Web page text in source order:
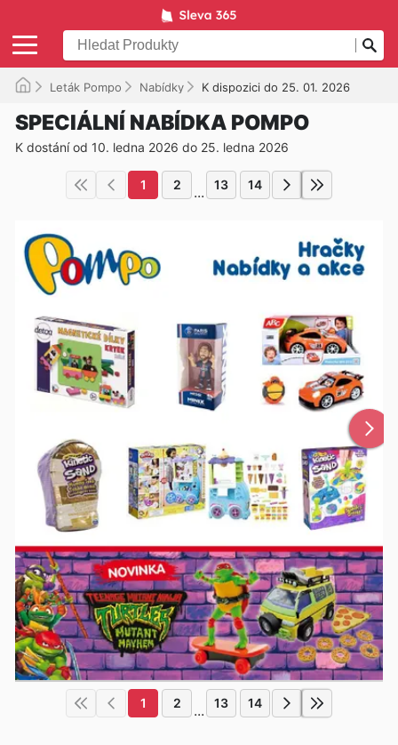
Leták Pompo Nabídky K dispozici do 25. 01. 2026
SPECIÁLNÍ NABÍDKA POMPO
K dostání od 10. ledna 2026 do 25. ledna 2026
1 2 ... 13 14
1 2 ... 13 14